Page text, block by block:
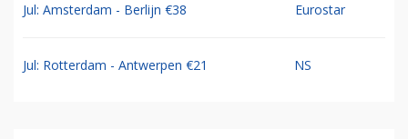
Jul: Amsterdam - Berlijn €38 Eurostar
Jul: Rotterdam - Antwerpen €21 NS